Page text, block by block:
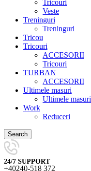
Tricouri
Veste
Treninguri
Treninguri
Tricou
Tricouri
ACCESORII
Tricouri
TURBAN
ACCESORII
Ultimele masuri
Ultimele masuri
Work
Reduceri
Search
24/7 SUPPORT
+40240-518 372